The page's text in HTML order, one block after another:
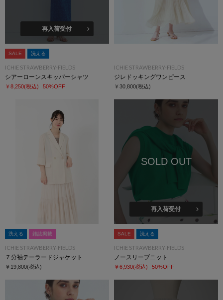
再入荷受付
SALE 洗える
ICHIE STRAWBERRY-FIELDS
シアーローンスキッパーシャツ
￥8,250(税込) 50%OFF
ICHIE STRAWBERRY-FIELDS
ジレドッキングワンピース
￥30,800(税込)
洗える 雑誌掲載
ICHIE STRAWBERRY-FIELDS
７分袖テーラードジャケット
￥19,800(税込)
SOLD OUT
再入荷受付
SALE 洗える
ICHIE STRAWBERRY-FIELDS
ノースリーブニット
￥6,930(税込) 50%OFF